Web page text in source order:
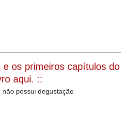
os primeiros capítulos do
aqui. ::
não possui degustação